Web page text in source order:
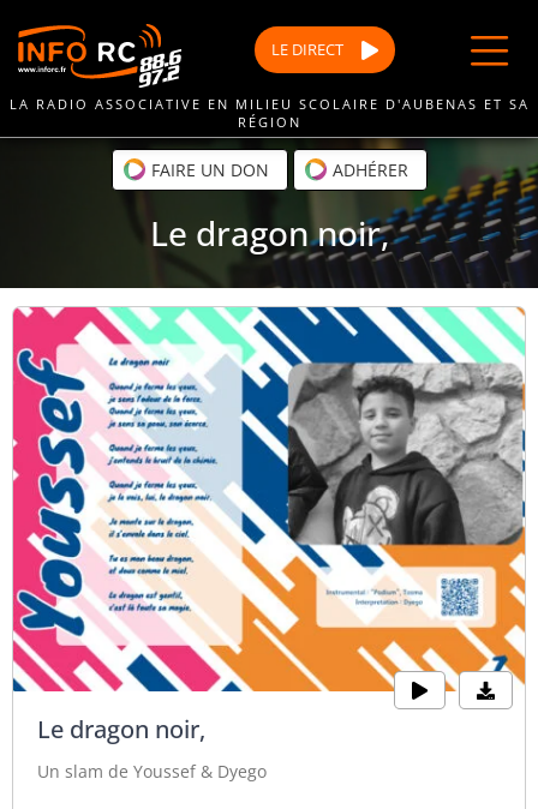
au
contenu
LE DIRECT
LA RADIO ASSOCIATIVE EN MILIEU SCOLAIRE D'AUBENAS ET SA
RÉGION
FAIRE UN DON ADHÉRER
Le dragon noir,
Le dragon noir,
Un slam de Youssef & Dyego